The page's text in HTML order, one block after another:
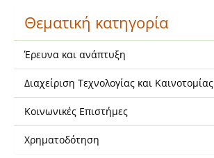
Θεματική κατηγορία
Έρευνα και ανάπτυξη
Διαχείριση Τεχνολογίας και Καινοτομίας
Κοινωνικές Επιστήμες
Χρηματοδότηση